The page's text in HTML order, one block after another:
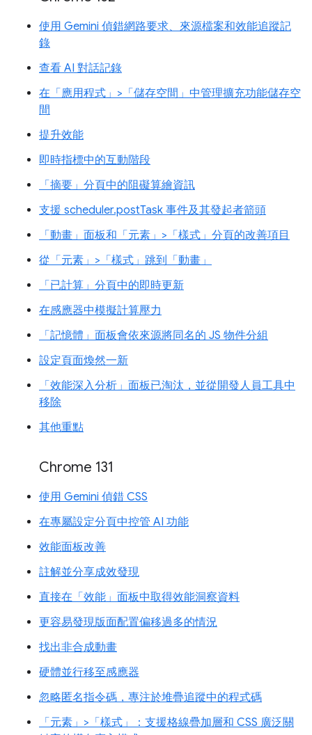
使用 Gemini 偵錯網路要求、來源檔案和效能追蹤記
錄
查看 AI 對話記錄
在「應用程式」>「儲存空間」中管理擴充功能儲存空
間
提升效能
即時指標中的互動階段
「摘要」分頁中的阻礙算繪資訊
支援 scheduler.postTask 事件及其發起者箭頭
「動畫」面板和「元素」>「樣式」分頁的改善項目
從「元素」>「樣式」跳到「動畫」
「已計算」分頁中的即時更新
在感應器中模擬計算壓力
「記憶體」面板會依來源將同名的 JS 物件分組
設定頁面煥然一新
「效能深入分析」面板已淘汰，並從開發人員工具中
移除
其他重點
Chrome 131
使用 Gemini 偵錯 CSS
在專屬設定分頁中控管 AI 功能
效能面板改善
註解並分享成效發現
直接在「效能」面板中取得效能洞察資料
更容易發現版面配置偏移過多的情況
找出非合成動畫
硬體並行移至感應器
忽略匿名指令碼，專注於堆疊追蹤中的程式碼
「元素」>「樣式」：支援格線疊加層和 CSS 廣泛關